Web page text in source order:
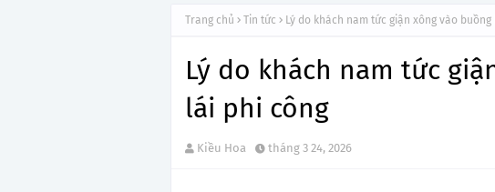
Trang chủ Tin tức Lý do khách nam tức giận xông vào
Lý do khách nam tức
lái phi công
Kiều Hoa tháng 3 24, 2026